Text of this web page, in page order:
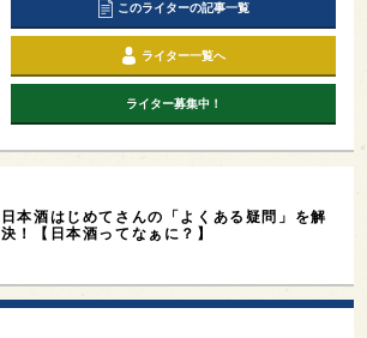
このライターの記事一覧
ライター一覧へ
ライター募集中！
日本酒はじめてさんの「よくある疑問」を解
決！【日本酒ってなぁに？】